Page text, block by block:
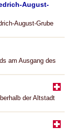
August-
August-Grube
am Ausgang des
der Altstadt